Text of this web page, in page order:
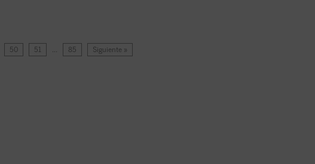
50 51 … 85 Siguiente »